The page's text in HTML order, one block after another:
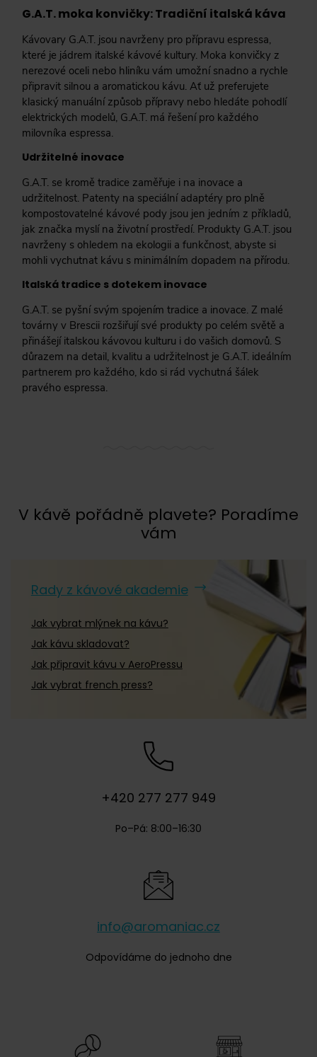
G.A.T. moka konvičky: Tradiční italská káva
Kávovary G.A.T. jsou navrženy pro přípravu espressa,
které je jádrem italské kávové kultury. Moka konvičky z
nerezové oceli nebo hliníku vám umožní snadno a rychle
připravit silnou a aromatickou kávu. Ať už preferujete
klasický manuální způsob přípravy nebo hledáte pohodlí
elektrických modelů, G.A.T. má řešení pro každého
milovníka espressa.
Udržitelné inovace
G.A.T. se kromě tradice zaměřuje i na inovace a
udržitelnost. Patenty na speciální adaptéry pro plně
kompostovatelné kávové pody jsou jen jedním z příkladů,
jak značka myslí na životní prostředí. Produkty G.A.T. jsou
navrženy s ohledem na ekologii a funkčnost, abyste si
mohli vychutnat kávu s minimálním dopadem na přírodu.
Italská tradice s dotekem inovace
G.A.T. se pyšní svým spojením tradice a inovace. Z malé
továrny v Brescii rozšiřují své produkty po celém světě a
přinášejí italskou kávovou kulturu i do vašich domovů. S
důrazem na detail, kvalitu a udržitelnost je G.A.T. ideálním
partnerem pro každého, kdo si rád vychutná šálek
pravého espressa.
V kávě pořádně plavete? Poradíme
vám
Rady z kávové akademie
Jak vybrat mlýnek na kávu?
Jak kávu skladovat?
Jak připravit kávu v AeroPressu
Jak vybrat french press?
+420 277 277 949
Po–Pá: 8:00–16:30
info@aromaniac.cz
Odpovídáme do jednoho dne